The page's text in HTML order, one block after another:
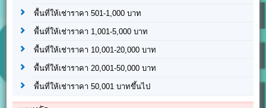
พื้นที่ให้เช่าราคา 501-1,000 บาท
พื้นที่ให้เช่าราคา 1,001-5,000 บาท
พื้นที่ให้เช่าราคา 10,001-20,000 บาท
พื้นที่ให้เช่าราคา 20,001-50,000 บาท
พื้นที่ให้เช่าราคา 50,001 บาทขึ้นไป